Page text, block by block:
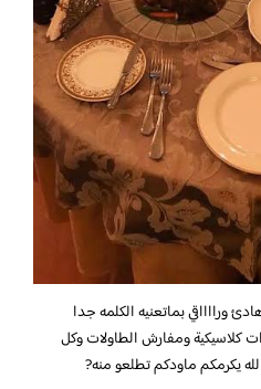
ورااااقي بماتعنيه الكلمه جدا
كلاسيكية ومفارش الطاولات وكل
يكرمكم ماودكم تطلعو منه?